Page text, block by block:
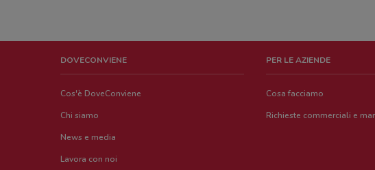
DOVECONVIENE
Cos'è DoveConviene
Chi siamo
News e media
Lavora con noi
PER LE AZIENDE
Cosa facciamo
Richieste commerciali e